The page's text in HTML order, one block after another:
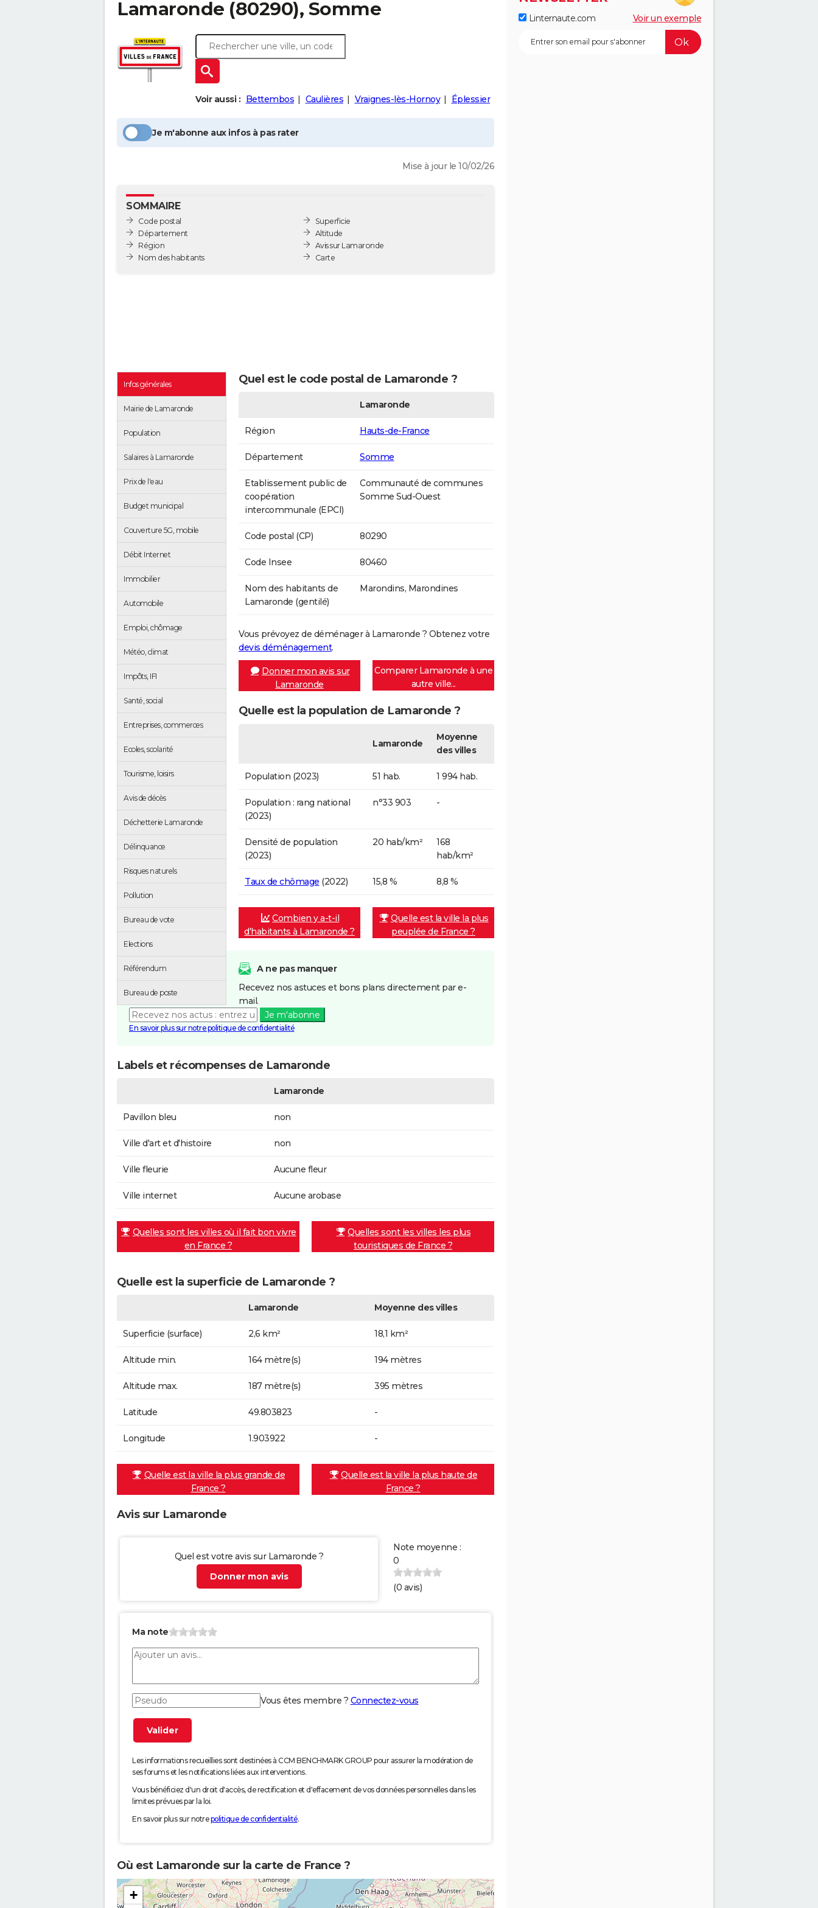
Lamaronde (80290), Somme
Voir aussi : Bettembos Caulières Vraignes-lès-Hornoy Éplessier
Je m'abonne aux infos à pas rater
Mise à jour le 10/02/26
SOMMAIRE
Code postal
Département
Région
Nom des habitants
Superficie
Altitude
Avis sur Lamaronde
Carte
Infos générales
Mairie de Lamaronde
Population
Salaires à Lamaronde
Prix de l'eau
Budget municipal
Couverture 5G, mobile
Débit Internet
Immobilier
Automobile
Emploi, chômage
Météo, climat
Impôts, IFI
Santé, social
Entreprises, commerces
Ecoles, scolarité
Tourisme, loisirs
Avis de décès
Déchetterie Lamaronde
Délinquance
Risques naturels
Pollution
Bureau de vote
Elections
Référendum
Bureau de poste
Quel est le code postal de Lamaronde ?
Lamaronde
Région Hauts-de-France
Département Somme
Etablissement public de
coopération
intercommunale (EPCI)
Communauté de communes
Somme Sud-Ouest
Code postal (CP) 80290
Code Insee 80460
Nom des habitants de
Lamaronde (gentilé)
Marondins, Marondines
Vous prévoyez de déménager à Lamaronde ? Obtenez votre
devis déménagement.
Donner mon avis sur
Lamaronde
Comparer Lamaronde à une
autre ville...
Quelle est la population de Lamaronde ?
Lamaronde
Moyenne
des villes
Population (2023) 51 hab. 1 994 hab.
Population : rang national
(2023)
n°33 903 -
Densité de population
(2023)
20 hab/km²
168
hab/km²
Taux de chômage (2022) 15,8 % 8,8 %
Combien y a-t-il
d'habitants à Lamaronde ?
Quelle est la ville la plus
peuplée de France ?
A ne pas manquer
Recevez nos astuces et bons plans directement par e-
mail.
Je m'abonne
En savoir plus sur notre politique de confidentialité
Labels et récompenses de Lamaronde
Lamaronde
Pavillon bleu non
Ville d'art et d'histoire non
Ville fleurie Aucune fleur
Ville internet Aucune arobase
Quelles sont les villes où il fait bon vivre
en France ?
Quelles sont les villes les plus
touristiques de France ?
Quelle est la superficie de Lamaronde ?
Lamaronde Moyenne des villes
Superficie (surface) 2,6 km² 18,1 km²
Altitude min. 164 mètre(s) 194 mètres
Altitude max. 187 mètre(s) 395 mètres
Latitude 49.803823 -
Longitude 1.903922 -
Quelle est la ville la plus grande de
France ?
Quelle est la ville la plus haute de
France ?
Avis sur Lamaronde
Quel est votre avis sur Lamaronde ?
Donner mon avis
Note moyenne :
0
(0 avis)
Ma note
Vous êtes membre ? Connectez-vous
Les informations recueillies sont destinées à CCM BENCHMARK GROUP pour assurer la modération de
ses forums et les notifications liées aux interventions.
Vous bénéficiez d'un droit d'accès, de rectification et d'effacement de vos données personnelles dans les
limites prévues par la loi.
En savoir plus sur notrepolitique de confidentialité.
Où est Lamaronde sur la carte de France ?
+
Linternaute.com Voir un exemple